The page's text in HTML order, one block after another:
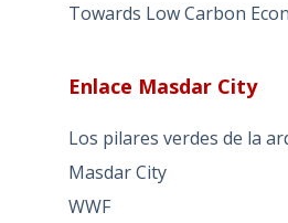
Towards Low Carbon
Enlace Masdar City
Los pilares verdes de la
Masdar City
WWF